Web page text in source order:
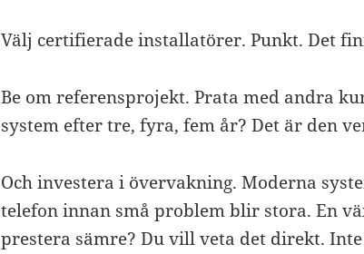
Välj certifierade installatörer. Punkt. Det
Be om referensprojekt. Prata med andra
system efter tre, fyra, fem år? Det är den
Och investera i övervakning. Moderna
telefon innan små problem blir stora. En
prestera sämre? Du vill veta det direkt.